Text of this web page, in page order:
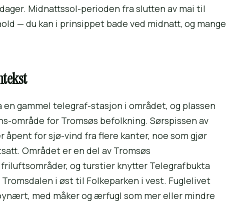
Midnattssol-perioden fra slutten av mai til
— du kan i prinsippet bade ved midnatt, og mange
gammel telegraf-stasjon i området, og plassen
område for Tromsøs befolkning. Sørspissen av
åpent for sjø-vind fra flere kanter, noe som gjør
Området er en del av Tromsøs
og turstier knytter Telegrafbukta
i øst til Folkeparken i vest. Fuglelivet
med måker og ærfugl som mer eller mindre